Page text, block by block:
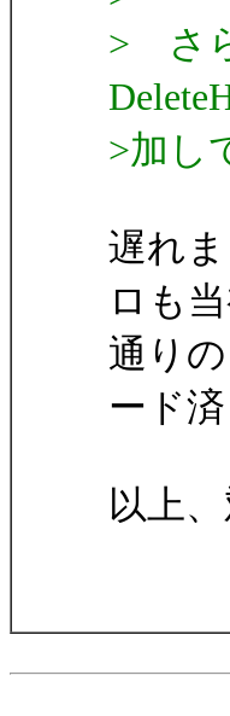
> さ
>加し
遅れ
ロも
通り
ード済
以上